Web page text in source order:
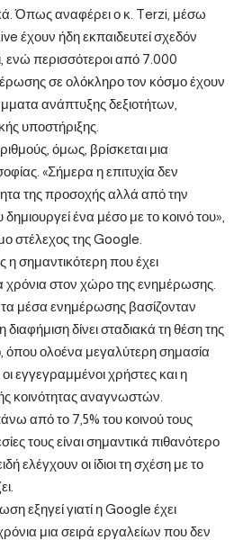
Όπως αναφέρει ο κ. Terzi, μέσω
έχουν ήδη εκπαιδευτεί σχεδόν
ενώ περισσότεροι από 7.000
σε ολόκληρο τον κόσμο έχουν
ανάπτυξης δεξιοτήτων,
υποστήριξης.
όμως, βρίσκεται μια
«Σήμερα η επιτυχία δεν
της προσοχής αλλά από την
ένα μέσο με το κοινό του»,
στέλεχος της Google.
η σημαντικότερη που έχει
χρόνια στον χώρο της ενημέρωσης.
μέσα ενημέρωσης βασίζονταν
δίνει σταδιακά τη θέση της
όπου ολοένα μεγαλύτερη σημασία
εγγεγραμμένοι χρήστες και η
κοινότητας αναγνωστών.
από το 7,5% του κοινού τους
τους είναι σημαντικά πιθανότερο
ελέγχουν οι ίδιοι τη σχέση με το
εξηγεί γιατί η Google έχει
μια σειρά εργαλείων που δεν